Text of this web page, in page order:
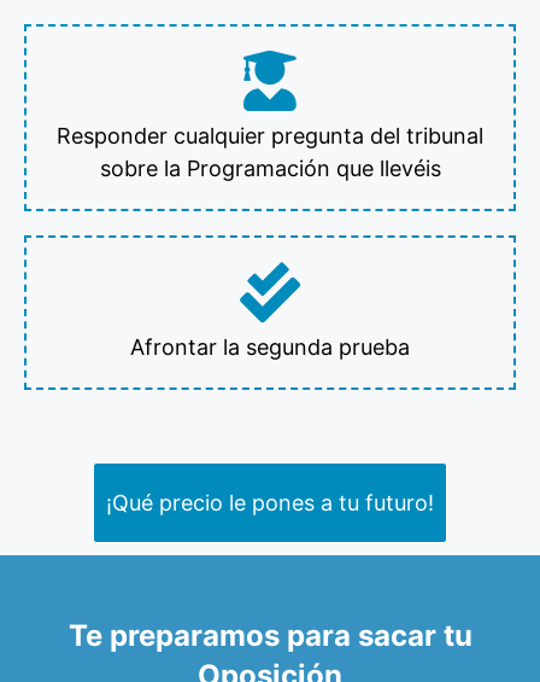
Responder cualquier pregunta del tribunal
sobre la Programación que llevéis
Afrontar la segunda prueba
¡Qué precio le pones a tu futuro!
Te preparamos para sacar tu